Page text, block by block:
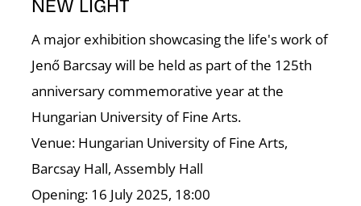
NEW LIGHT
A major exhibition showcasing the life's work of
Jenő Barcsay will be held as part of the 125th
anniversary commemorative year at the
Hungarian University of Fine Arts.
Venue: Hungarian University of Fine Arts,
Barcsay Hall, Assembly Hall
Opening: 16 July 2025, 18:00